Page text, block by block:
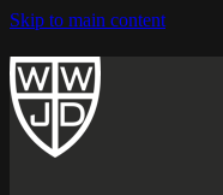
Skip to main content